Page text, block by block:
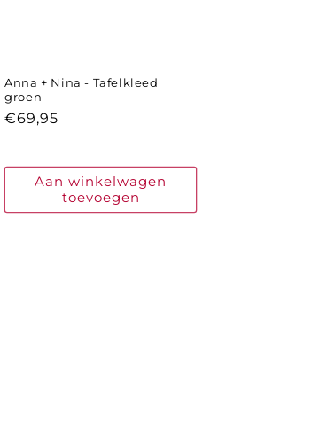
Anna + Nina - Tafelkleed
groen
Normale
€69,95
Aan winkelwagen
toevoegen